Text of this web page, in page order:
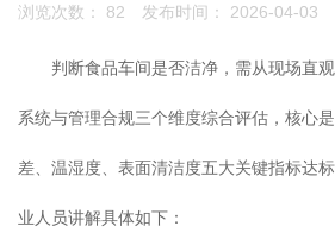
浏览次数： 82 发布时间： 2026-04-03
判断食品车间是否洁净，需从现场直观
系统与管理合规三个维度综合评估，核心
差、温湿度、表面清洁度五大关键指标达标
业人员讲解具体如下：